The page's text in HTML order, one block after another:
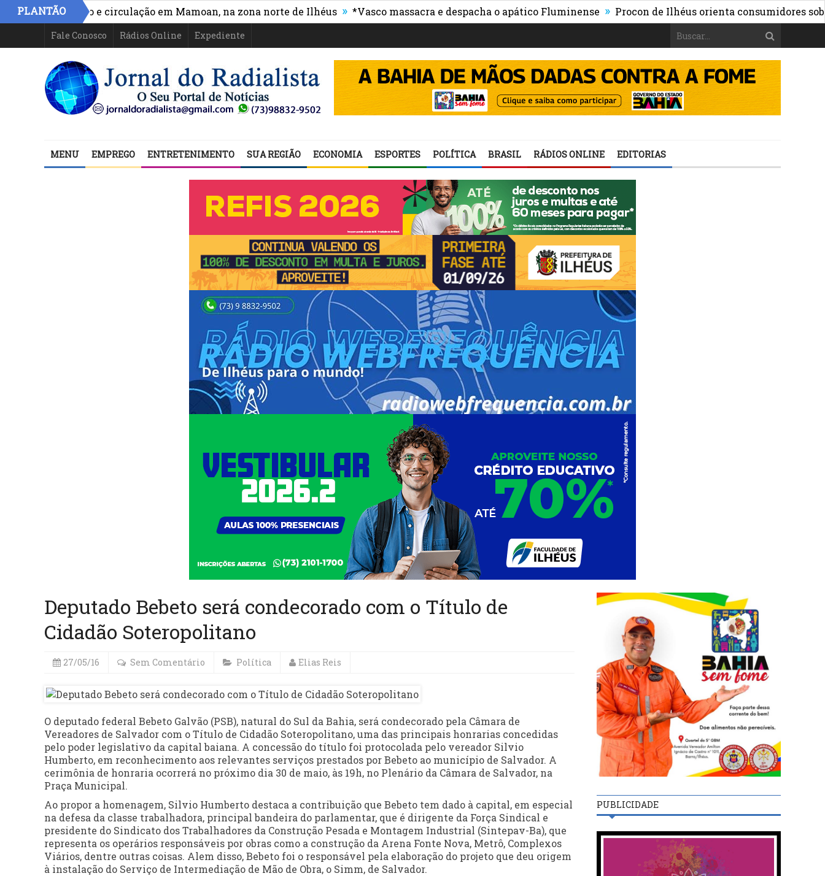
PLANTÃO
acesso e circulação em Mamoan, na zona norte de Ilhéus » *Vasco massacra e despacha o apático Fluminense » Procon de Ilhéus orienta consumidores sobre os
Fale Conosco Rádios Online Expediente
MENU EMPREGO ENTRETENIMENTO SUA REGIÃO ECONOMIA ESPORTES POLÍTICA BRASIL RÁDIOS ONLINE EDITORIAS
Deputado Bebeto será condecorado com o Título de
Cidadão Soteropolitano
27/05/16 Sem Comentário Política Elias Reis
O deputado federal Bebeto Galvão (PSB), natural do Sul da Bahia, será condecorado pela Câmara de
Vereadores de Salvador com o Título de Cidadão Soteropolitano, uma das principais honrarias concedidas
pelo poder legislativo da capital baiana. A concessão do título foi protocolada pelo vereador Silvio
Humberto, em reconhecimento aos relevantes serviços prestados por Bebeto ao município de Salvador. A
cerimônia de honraria ocorrerá no próximo dia 30 de maio, às 19h, no Plenário da Câmara de Salvador, na
Praça Municipal.
Ao propor a homenagem, Silvio Humberto destaca a contribuição que Bebeto tem dado à capital, em especial
na defesa da classe trabalhadora, principal bandeira do parlamentar, que é dirigente da Força Sindical e
presidente do Sindicato dos Trabalhadores da Construção Pesada e Montagem Industrial (Sintepav-Ba), que
representa os operários responsáveis por obras como a construção da Arena Fonte Nova, Metrô, Complexos
Viários, dentre outras coisas. Alem disso, Bebeto foi o responsável pela elaboração do projeto que deu origem
à instalação do Serviço de Intermediação de Mão de Obra, o Simm, de Salvador.
PUBLICIDADE